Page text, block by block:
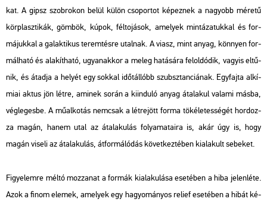
kat. A gipsz szob­ro­kon belül külön cso­por­tot ké­pez­nek a na­gyobb mé­re­tű
kör­plasz­ti­kák, göm­bök, kúpok, fél­to­já­sok, ame­lyek min­tá­za­tuk­kal és for­
má­juk­kal a ga­lak­ti­kus te­rem­tés­re utal­nak. A viasz, mint anyag, könnyen for­
mál­ha­tó és ala­kít­ha­tó, ugyan­ak­kor a meleg ha­tá­sá­ra fel­ol­dó­dik, vagy­is el­tű­
nik, és át­ad­ja a he­lyét egy sok­kal időt­ál­lóbb szubsz­tan­ci­á­nak. Egy­faj­ta al­kí­
mi­ai aktus jön létre, ami­nek során a ki­in­du­ló anyag át­ala­kul va­la­mi másba,
vég­le­ges­be. A mű­al­ko­tás nem­csak a lét­re­jött forma tö­ké­le­tes­sé­gét hor­doz­
za magán, hanem utal az át­ala­ku­lás fo­lya­ma­ta­i­ra is, akár úgy is, hogy
magán vi­se­li az át­ala­ku­lás, át­for­má­ló­dás kö­vet­kez­té­ben ki­ala­kult se­be­ket.
Fi­gye­lem­re méltó moz­za­nat a for­mák ki­ala­ku­lá­sa ese­té­ben a hiba je­len­lé­te.
Azok a finom ele­mek, ame­lyek egy ha­gyo­má­nyos re­li­ef ese­té­ben a hibát ké­